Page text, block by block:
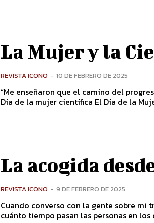
La Mujer y la
REVISTA ICONO - 10 DE FEBRERO DE 2025
“Me enseñaron que el camino del
Día de la mujer científica El
La acogida
REVISTA ICONO - 9 DE FEBRERO DE 2025
Cuando converso con la gente sobre mi
cuánto tiempo pasan las personas en los